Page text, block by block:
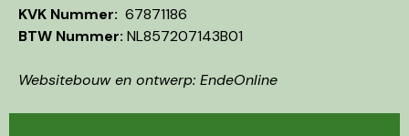
KVK Nummer: 67871186
BTW Nummer: NL857207143B01
Websitebouw en ontwerp: EndeOnline